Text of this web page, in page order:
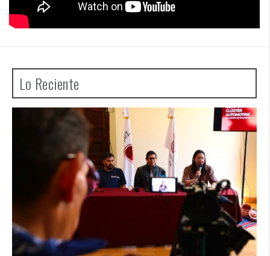
Lo Reciente